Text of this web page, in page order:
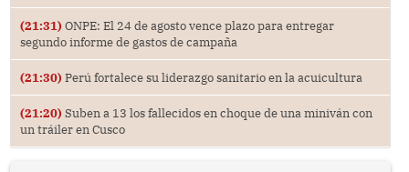
(21:31) ONPE: El 24 de agosto vence plazo para entregar
segundo informe de gastos de campaña
(21:30) Perú fortalece su liderazgo sanitario en la acuicultura
(21:20) Suben a 13 los fallecidos en choque de una miniván con
un tráiler en Cusco